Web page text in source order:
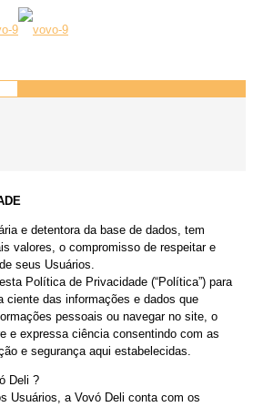
e detentora da base de dados, tem
valores, o compromisso de respeitar e
seus Usuários.
Política de Privacidade (“Política”) para
ciente das informações e dados que
pessoais ou navegar no site, o
e expressa ciência consentindo com as
e segurança aqui estabelecidas.
Deli ?
Usuários, a Vovó Deli conta com os